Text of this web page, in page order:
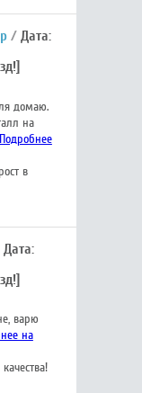
Дата:
домаю.
на
Подробнее
в
Дата:
варю
на